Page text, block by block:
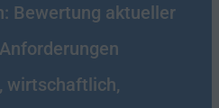
Bewertung aktueller
wirtschaftlich,